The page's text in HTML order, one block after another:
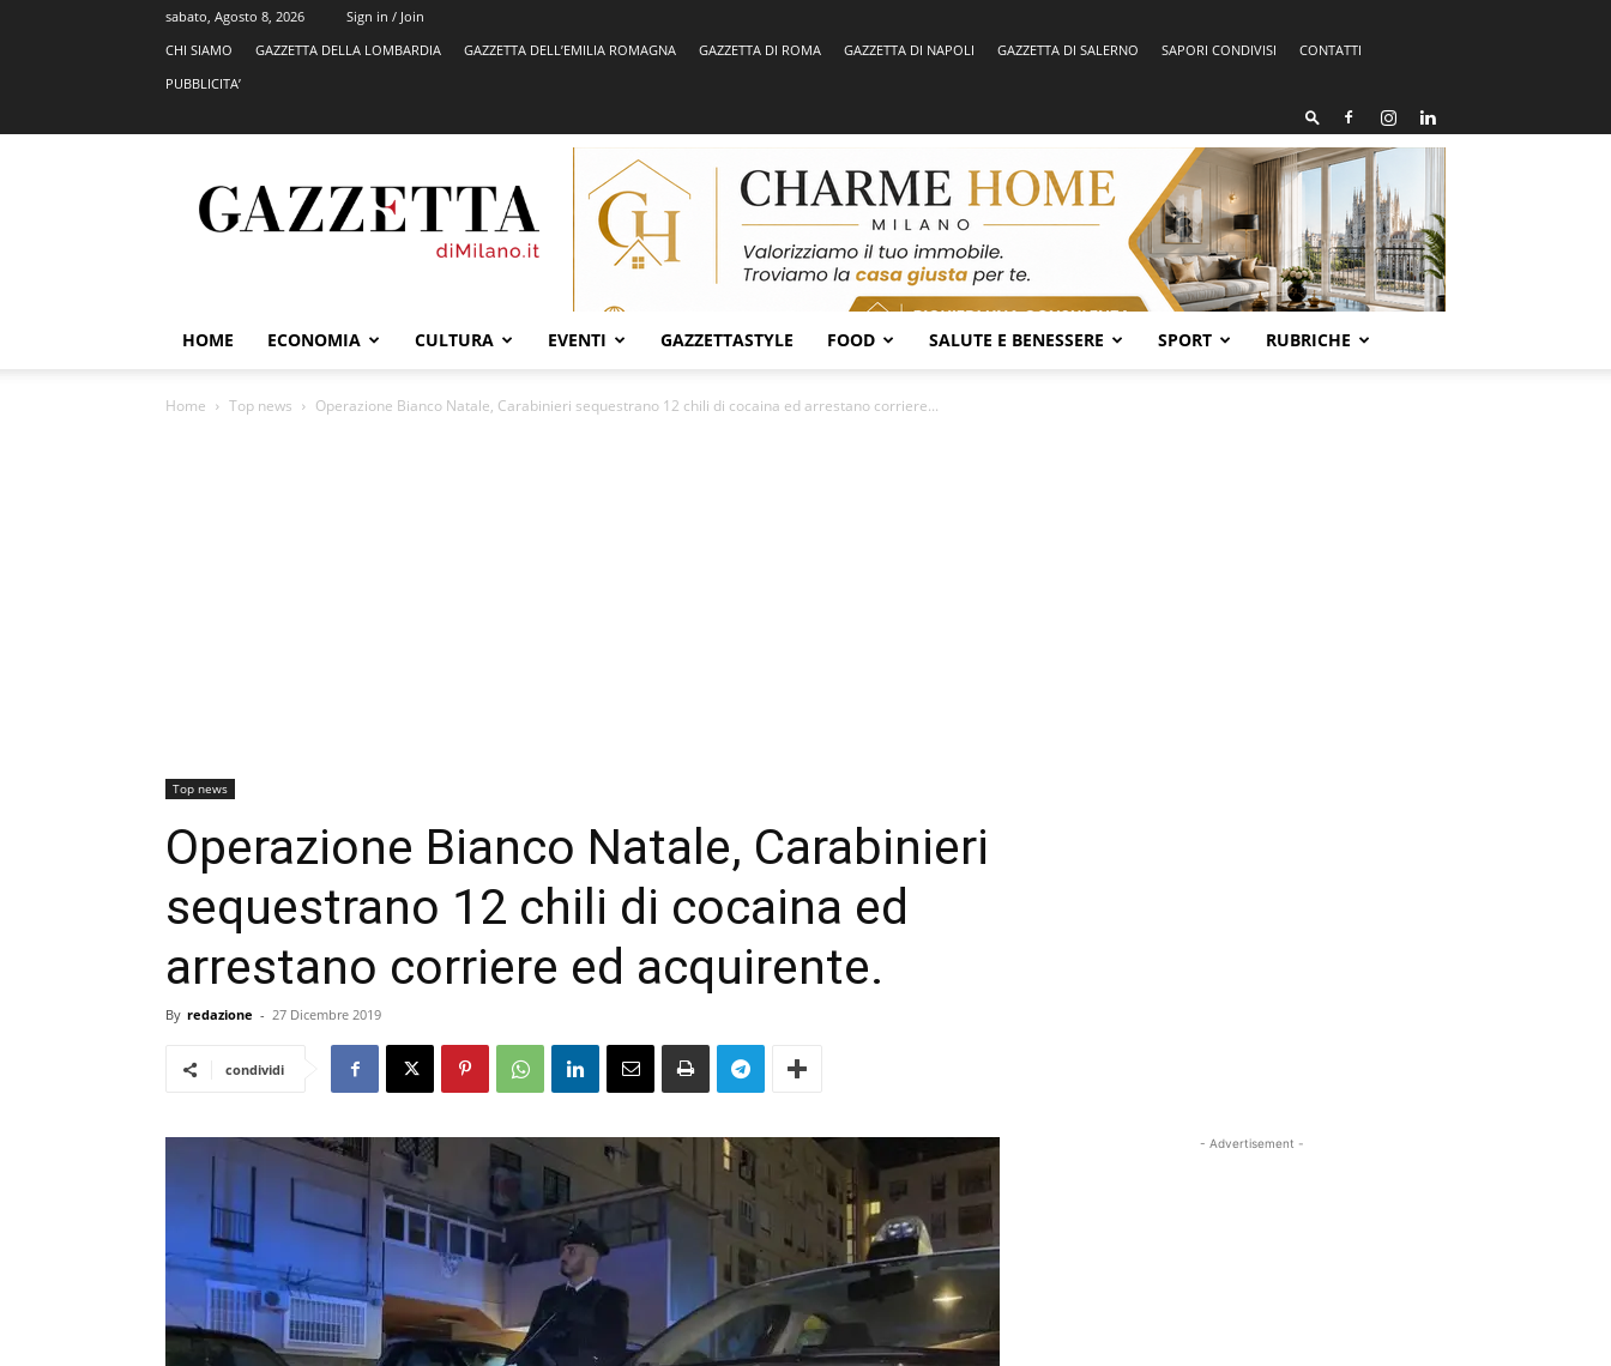
sabato, Agosto 8, 2026
Sign in / Join
CHI SIAMO
GAZZETTA DELLA LOMBARDIA GAZZETTA DELL’EMILIA ROMAGNA GAZZETTA DI ROMA GAZZETTA DI NAPOLI GAZZETTA DI SALERNO SAPORI CONDIVISI
CONTATTI
PUBBLICITA’
HOME ECONOMIA CULTURA EVENTI GAZZETTASTYLE FOOD SALUTE E BENESSERE SPORT RUBRICHE
Home Top news Operazione Bianco Natale, Carabinieri sequestrano 12 chili di cocaina ed arrestano corriere...
Top news
Operazione Bianco Natale, Carabinieri
sequestrano 12 chili di cocaina ed
arrestano corriere ed acquirente.
By redazione - 27 Dicembre 2019
condividi
- Advertisement -